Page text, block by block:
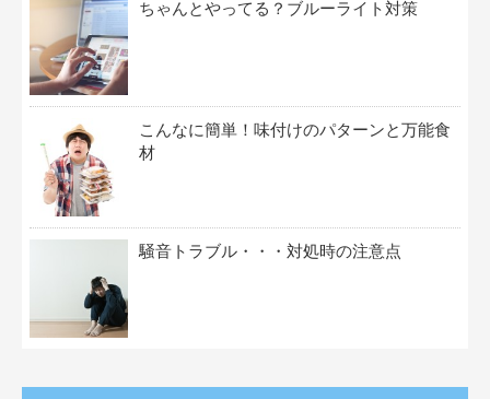
ちゃんとやってる？ブルーライト対策
こんなに簡単！味付けのパターンと万能食
材
騒音トラブル・・・対処時の注意点